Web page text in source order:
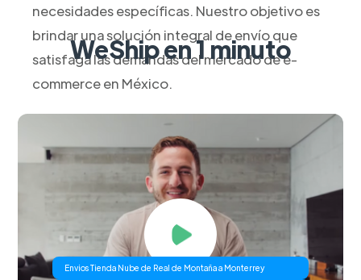
necesidades específicas. Nuestro objetivo es
brindar una solución integral de envío que
satisfaga las demandas del mercado de e-
commerce en México.
WeShip en 1 minuto
Envios Tienda Nube de Real de Montaña a Monterrey